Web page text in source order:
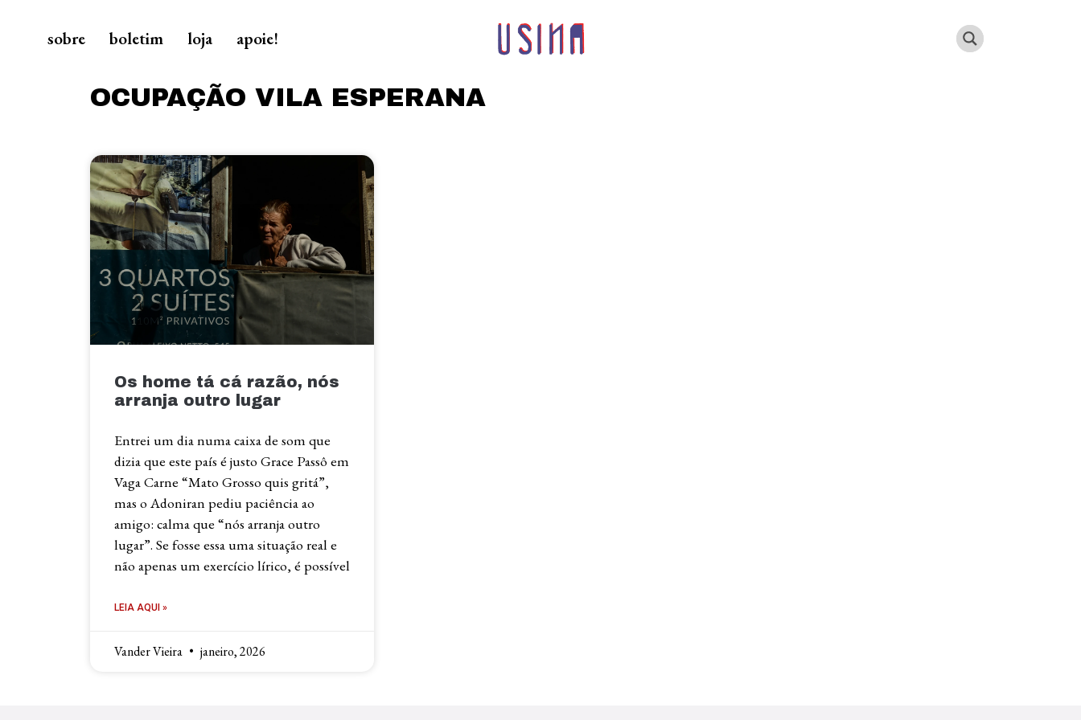
sobre boletim loja apoie!
OCUPAÇÃO VILA ESPERANA
Os home tá cá razão, nós
arranja outro lugar
Entrei um dia numa caixa de som que
dizia que este país é justo Grace Passô em
Vaga Carne “Mato Grosso quis gritá”,
mas o Adoniran pediu paciência ao
amigo: calma que “nós arranja outro
lugar”. Se fosse essa uma situação real e
não apenas um exercício lírico, é possível
LEIA AQUI »
Vander Vieira janeiro, 2026